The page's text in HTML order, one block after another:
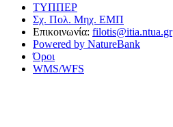
ΤΥΠΠΕΡ
Σχ. Πολ. Μηχ. ΕΜΠ
Επικοινωνία: filotis@itia.ntua.gr
Powered by NatureBank
Όροι
WMS/WFS